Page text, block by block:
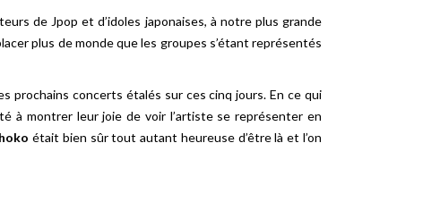
de Jpop et d’idoles japonaises, à notre plus grande
plus de monde que les groupes s’étant représentés
prochains concerts étalés sur ces cinq jours. En ce qui
à montrer leur joie de voir l’artiste se représenter en
était bien sûr tout autant heureuse d’être là et l’on